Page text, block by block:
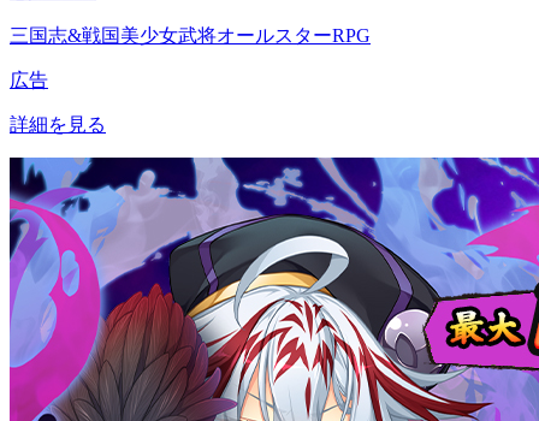
三国志&戦国美少女武将オールスターRPG
広告
詳細を見る